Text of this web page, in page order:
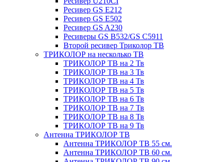
Ресивер GS E212
Ресивер GS E502
Ресивер GS A230
Ресиверы GS B532/GS C5911
Второй ресивер Триколор ТВ
ТРИКОЛОР на несколько ТВ
ТРИКОЛОР ТВ на 2 Тв
ТРИКОЛОР ТВ на 3 Тв
ТРИКОЛОР ТВ на 4 Тв
ТРИКОЛОР ТВ на 5 Тв
ТРИКОЛОР ТВ на 6 Тв
ТРИКОЛОР ТВ на 7 Тв
ТРИКОЛОР ТВ на 8 Тв
ТРИКОЛОР ТВ на 9 Тв
Антенна ТРИКОЛОР ТВ
Антенна ТРИКОЛОР ТВ 55 см.
Антенна ТРИКОЛОР ТВ 60 см.